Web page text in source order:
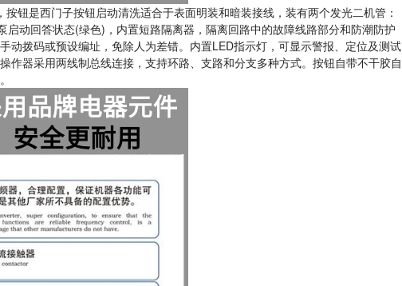
钮是西门子按钮启动清洗适合于表面明装和暗装接线，装有两个发光二机管：
动回答状态(绿色)，内置短路隔离器，隔离回路中的故障线路部分和防潮防护
动拨码或预设编址，免除人为差错。内置LED指示灯，可显示警报、定位及测试
作器采用两线制总线连接，支持环路、支路和分支多种方式。按钮自带不干胶自